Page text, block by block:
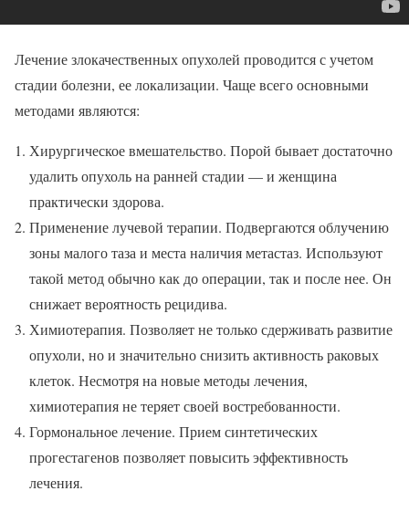
Лечение злокачественных опухолей проводится с учетом
стадии болезни, ее локализации. Чаще всего основными
методами являются:
Хирургическое вмешательство. Порой бывает достаточно
удалить опухоль на ранней стадии — и женщина
практически здорова.
Применение лучевой терапии. Подвергаются облучению
зоны малого таза и места наличия метастаз. Используют
такой метод обычно как до операции, так и после нее. Он
снижает вероятность рецидива.
Химиотерапия. Позволяет не только сдерживать развитие
опухоли, но и значительно снизить активность раковых
клеток. Несмотря на новые методы лечения,
химиотерапия не теряет своей востребованности.
Гормональное лечение. Прием синтетических
прогестагенов позволяет повысить эффективность
лечения.